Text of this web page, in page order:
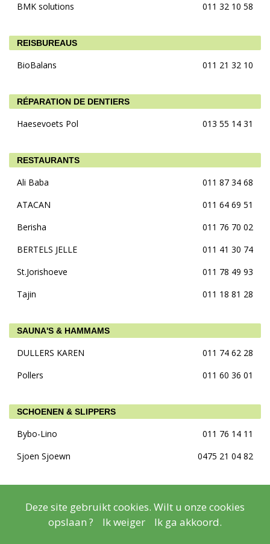
BMK solutions 011 32 10 58
REISBUREAUS
BioBalans 011 21 32 10
RÉPARATION DE DENTIERS
Haesevoets Pol 013 55 14 31
RESTAURANTS
Ali Baba
011 87 34 68
ATACAN
011 64 69 51
Berisha
011 76 70 02
BERTELS JELLE
011 41 30 74
St.Jorishoeve
011 78 49 93
Tajin
011 18 81 28
SAUNA'S & HAMMAMS
DULLERS KAREN
011 74 62 28
Pollers
011 60 36 01
SCHOENEN & SLIPPERS
Bybo-Lino
011 76 14 11
Sjoen Sjoewn
0475 21 04 82
Enzymtec Belgium 0474 59 34 66
Deze site gebruikt cookies. Wilt u onze cookies
opslaan ?
Ik weiger Ik ga akkoord.